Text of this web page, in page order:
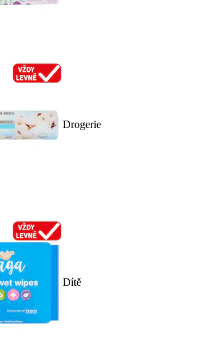
Drogerie
Dítě